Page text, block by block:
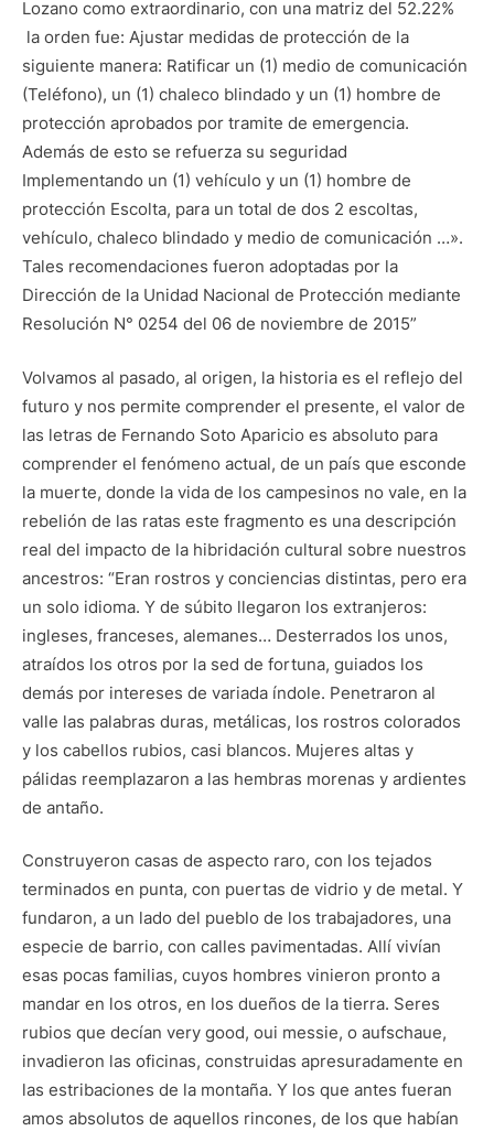
Lozano como extraordinario, con una matriz del 52.22%
la orden fue: Ajustar medidas de protección de la
siguiente manera: Ratificar un (1) medio de comunicación
(Teléfono), un (1) chaleco blindado y un (1) hombre de
protección aprobados por tramite de emergencia.
Además de esto se refuerza su seguridad
Implementando un (1) vehículo y un (1) hombre de
protección Escolta, para un total de dos 2 escoltas,
vehículo, chaleco blindado y medio de comunicación …».
Tales recomendaciones fueron adoptadas por la
Dirección de la Unidad Nacional de Protección mediante
Resolución N° 0254 del 06 de noviembre de 2015”
Volvamos al pasado, al origen, la historia es el reflejo del
futuro y nos permite comprender el presente, el valor de
las letras de Fernando Soto Aparicio es absoluto para
comprender el fenómeno actual, de un país que esconde
la muerte, donde la vida de los campesinos no vale, en la
rebelión de las ratas este fragmento es una descripción
real del impacto de la hibridación cultural sobre nuestros
ancestros: “Eran rostros y conciencias distintas, pero era
un solo idioma. Y de súbito llegaron los extranjeros:
ingleses, franceses, alemanes… Desterrados los unos,
atraídos los otros por la sed de fortuna, guiados los
demás por intereses de variada índole. Penetraron al
valle las palabras duras, metálicas, los rostros colorados
y los cabellos rubios, casi blancos. Mujeres altas y
pálidas reemplazaron a las hembras morenas y ardientes
de antaño.
Construyeron casas de aspecto raro, con los tejados
terminados en punta, con puertas de vidrio y de metal. Y
fundaron, a un lado del pueblo de los trabajadores, una
especie de barrio, con calles pavimentadas. Allí vivían
esas pocas familias, cuyos hombres vinieron pronto a
mandar en los otros, en los dueños de la tierra. Seres
rubios que decían very good, oui messie, o aufschaue,
invadieron las oficinas, construidas apresuradamente en
las estribaciones de la montaña. Y los que antes fueran
amos absolutos de aquellos rincones, de los que habían